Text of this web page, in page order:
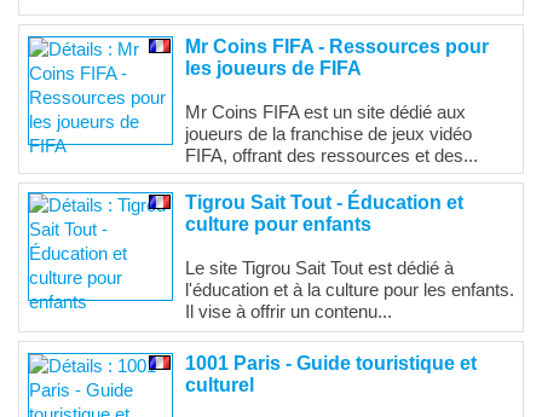
Mr Coins FIFA - Ressources pour
les joueurs de FIFA
Mr Coins FIFA est un site dédié aux
joueurs de la franchise de jeux vidéo
FIFA, offrant des ressources et des...
Tigrou Sait Tout - Éducation et
culture pour enfants
Le site Tigrou Sait Tout est dédié à
l'éducation et à la culture pour les enfants.
Il vise à offrir un contenu...
1001 Paris - Guide touristique et
culturel